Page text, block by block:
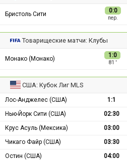
Бристоль Сити 0:0
пер.
Товарищеские матчи: Клубы
Монако (Монако) 1:0
81 ′
США: Кубок Лиг MLS
Лос-Анджелес (США) 1:1
Нью-Йорк Сити (США)
02:30
Крус Асуль (Мексика)
03:00
Чикаго Файр (США)
03:30
Остин (США)
04:00